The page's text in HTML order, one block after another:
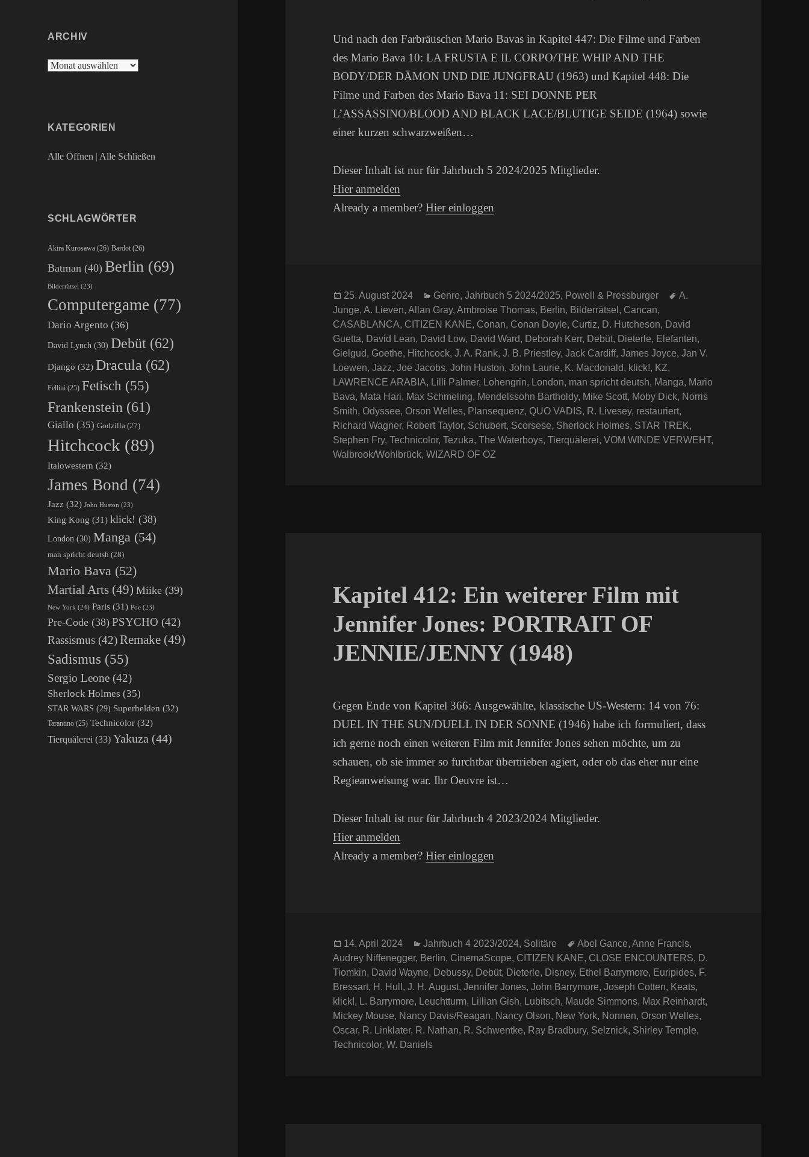
ARCHIV
Archiv
KATEGORIEN
Alle Öffnen | Alle Schließen
SCHLAGWÖRTER
Akira Kurosawa (26) Bardot (26)
Batman (40) Berlin (69)
Bilderrätsel (23)
Computergame (77)
Dario Argento (36)
David Lynch (30) Debüt (62)
Django (32) Dracula (62)
Fellini (25) Fetisch (55)
Frankenstein (61)
Giallo (35) Godzilla (27)
Hitchcock (89)
Italowestern (32)
James Bond (74)
Jazz (32) John Huston (23)
King Kong (31) klick! (38)
London (30) Manga (54)
man spricht deutsh (28)
Mario Bava (52)
Martial Arts (49) Miike (39)
New York (24) Paris (31) Poe (23)
Pre-Code (38) PSYCHO (42)
Rassismus (42)Remake (49)
Sadismus (55)
Sergio Leone (42)
Sherlock Holmes (35)
STAR WARS (29) Superhelden (32)
Tarantino (25) Technicolor (32)
Tierquälerei (33) Yakuza (44)
Und nach den Farbräuschen Mario Bavas in Kapitel 447: Die Filme und Farben
des Mario Bava 10: LA FRUSTA E IL CORPO/THE WHIP AND THE
BODY/DER DÄMON UND DIE JUNGFRAU (1963) und Kapitel 448: Die
Filme und Farben des Mario Bava 11: SEI DONNE PER
L’ASSASSINO/BLOOD AND BLACK LACE/BLUTIGE SEIDE (1964) sowie
einer kurzen schwarzweißen…
Dieser Inhalt ist nur für Jahrbuch 5 2024/2025 Mitglieder.
Hier anmelden
Already a member?Hier einloggen
Veröffentlicht
am
25. August 2024 Kategorien
Genre,Jahrbuch 5 2024/2025, Powell & Pressburger Schlagwörter
A.
Junge,A. Lieven,Allan Gray,Ambroise Thomas, Berlin, Bilderrätsel , Cancan,
CASABLANCA, CITIZEN KANE, Conan, Conan Doyle, Curtiz, D. Hutcheson, David
Guetta, David Lean, David Low, David Ward, Deborah Kerr, Debüt, Dieterle, Elefanten,
Gielgud, Goethe, Hitchcock,J. A. Rank,J. B. Priestley,Jack Cardiff,James Joyce,Jan V.
Loewen,Jazz,Joe Jacobs,John Huston,John Laurie, K. Macdonald, klick!, KZ,
LAWRENCE ARABIA, Lilli Palmer, Lohengrin, London, man spricht deutsh, Manga, Mario
Bava, Mata Hari, Max Schmeling, Mendelssohn Bartholdy, Mike Scott, Moby Dick, Norris
Smith, Odyssee, Orson Welles, Plansequenz, QUO VADIS, R. Livesey, restauriert,
Richard Wagner, Robert Taylor, Schubert, Scorsese, Sherlock Holmes, STAR TREK,
Stephen Fry,Technicolor,Tezuka,The Waterboys,Tierquälerei,VOM WINDE VERWEHT,
Walbrook/Wohlbrück,WIZARD OF OZ
Kapitel 412: Ein weiterer Film mit
Jennifer Jones: PORTRAIT OF
JENNIE/JENNY (1948)
Gegen Ende von Kapitel 366: Ausgewählte, klassische US-Western: 14 von 76:
DUEL IN THE SUN/DUELL IN DER SONNE (1946) habe ich formuliert, dass
ich gerne noch einen weiteren Film mit Jennifer Jones sehen möchte, um zu
schauen, ob sie immer so furchtbar übertrieben agiert, oder ob das eher nur eine
Regieanweisung war. Ihr Oeuvre ist…
Dieser Inhalt ist nur für Jahrbuch 4 2023/2024 Mitglieder.
Hier anmelden
Already a member?Hier einloggen
Veröffentlicht
am
14. April 2024 Kategorien
Jahrbuch 4 2023/2024, Solitäre Schlagwörter
Abel Gance,Anne Francis,
Audrey Niffenegger, Berlin, CinemaScope, CITIZEN KANE, CLOSE ENCOUNTERS, D.
Tiomkin, David Wayne, Debussy, Debüt, Dieterle, Disney, Ethel Barrymore, Euripides, F.
Bressart, H. Hull ,J. H. August,Jennifer Jones,John Barrymore,Joseph Cotten, Keats,
klick!, L. Barrymore, Leuchtturm, Lillian Gish, Lubitsch, Maude Simmons, Max Reinhardt,
Mickey Mouse, Nancy Davis/Reagan, Nancy Olson, New York, Nonnen, Orson Welles,
Oscar, R. Linklater, R. Nathan, R. Schwentke, Ray Bradbury, Selznick, Shirley Temple,
Technicolor,W. Daniels